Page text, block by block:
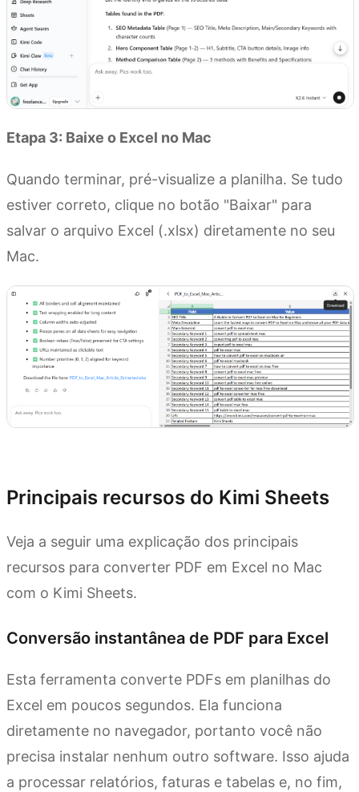
Etapa 3: Baixe o Excel no Mac
Quando terminar, pré-visualize a planilha. Se tudo
estiver correto, clique no botão "Baixar" para
salvar o arquivo Excel (.xlsx) diretamente no seu
Mac.
Principais recursos do Kimi Sheets
Veja a seguir uma explicação dos principais
recursos para converter PDF em Excel no Mac
com o Kimi Sheets.
Conversão instantânea de PDF para Excel
Esta ferramenta converte PDFs em planilhas do
Excel em poucos segundos. Ela funciona
diretamente no navegador, portanto você não
precisa instalar nenhum outro software. Isso ajuda
a processar relatórios, faturas e tabelas e, no fim,